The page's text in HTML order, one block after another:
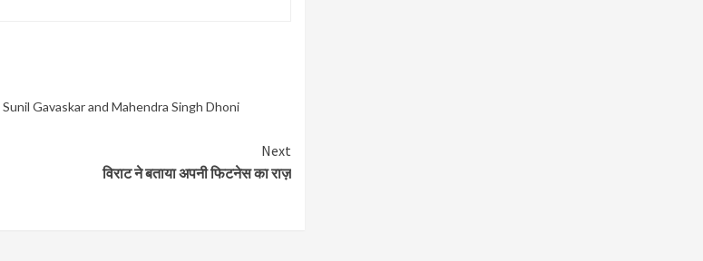
Sunil Gavaskar and Mahendra Singh Dhoni
Next
विराट ने बताया अपनी फिटनेस का राज़